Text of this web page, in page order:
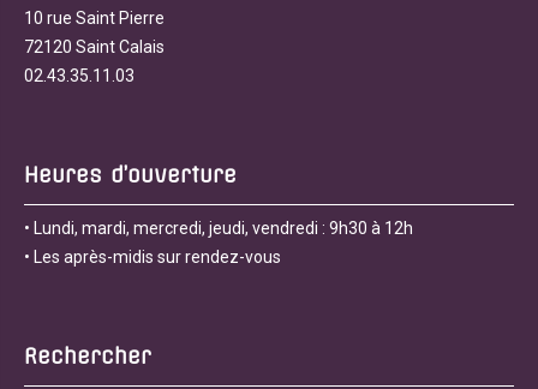
10 rue Saint Pierre
72120 Saint Calais
02.43.35.11.03
Heures d’ouverture
• Lundi, mardi, mercredi, jeudi, vendredi : 9h30 à 12h
• Les après-midis sur rendez-vous
Rechercher